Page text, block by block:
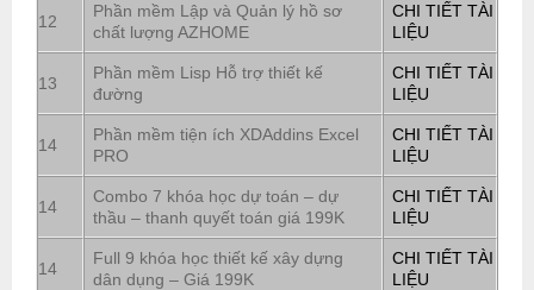
12
Phần mềm Lập và Quản lý hồ sơ
chất lượng AZHOME
CHI TIẾT TÀI
LIỆU
13
Phần mềm Lisp Hỗ trợ thiết kế
đường
CHI TIẾT TÀI
LIỆU
14
Phần mềm tiện ích XDAddins Excel
PRO
CHI TIẾT TÀI
LIỆU
14
Combo 7 khóa học dự toán – dự
thầu – thanh quyết toán giá 199K
CHI TIẾT TÀI
LIỆU
14
Full 9 khóa học thiết kế xây dựng
dân dụng – Giá 199K
CHI TIẾT TÀI
LIỆU